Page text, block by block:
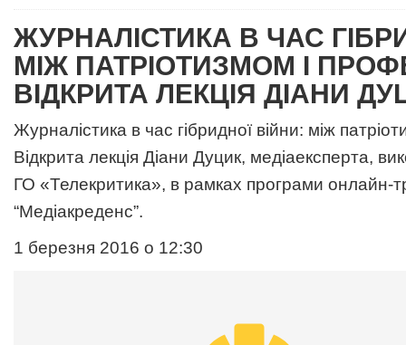
ЖУРНАЛІСТИКА В ЧАС
МІЖ ПАТРІОТИЗМОМ І
ВІДКРИТА ЛЕКЦІЯ ДІАНИ
Журналістика в час гібридної війни: між
Відкрита лекція Діани Дуцик, медіаексперта,
ГО «Телекритика», в рамках програми онлайн-
“Медіакреденс”.
1 березня 2016 о 12:30